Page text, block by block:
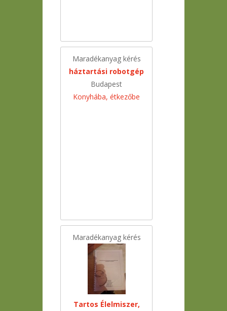
Maradékanyag kérés
háztartási robotgép
Budapest
Konyhába, étkezőbe
Maradékanyag kérés
Tartos Élelmiszer,